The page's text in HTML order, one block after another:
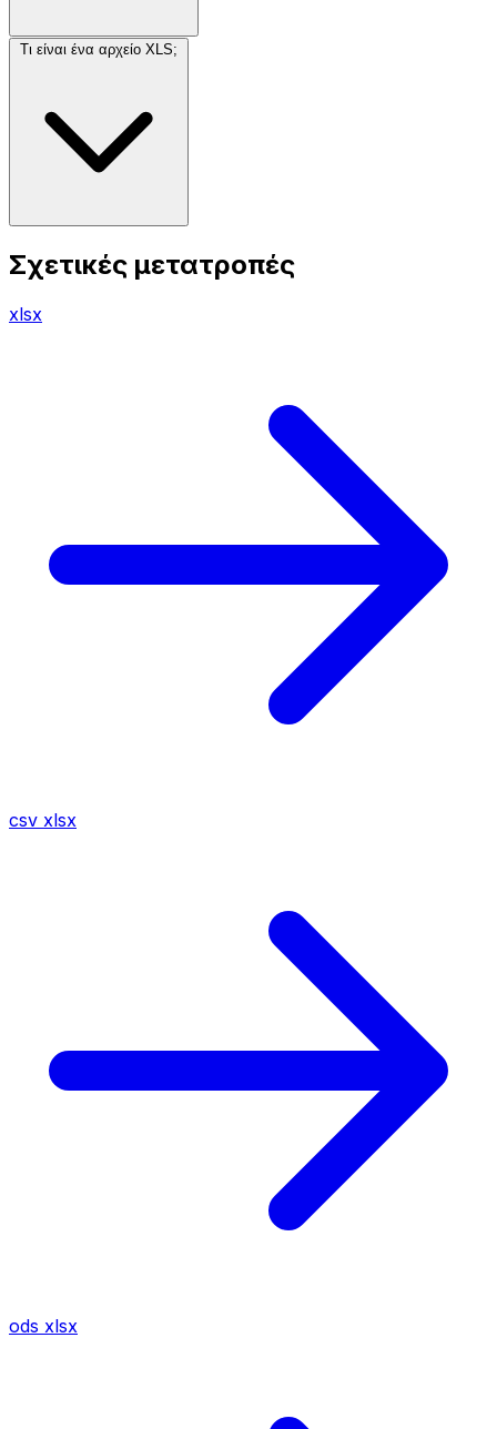
Τι είναι ένα αρχείο XLS;
Σχετικές μετατροπές
xlsx
csv xlsx
ods xlsx